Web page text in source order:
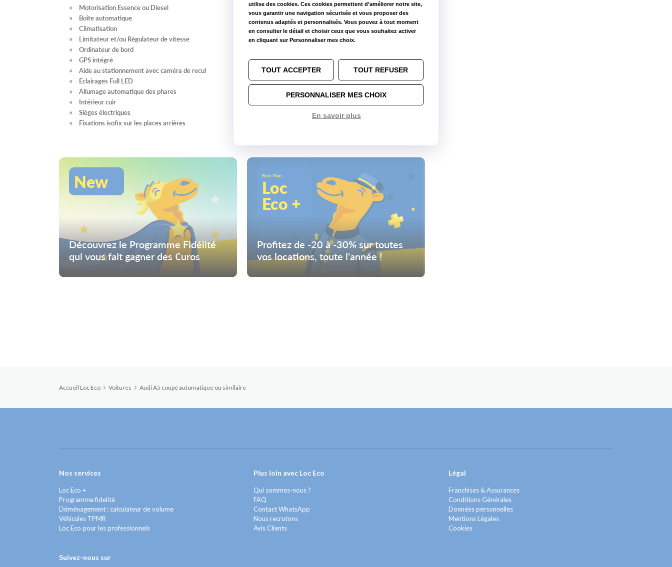
Motorisation Essence ou Diesel
Boîte automatique
Climatisation
Limitateur et/ou Régulateur de vitesse
Ordinateur de bord
GPS intégré
Aide au stationnement avec caméra de recul
Eclairages Full LED
Allumage automatique des phares
Intérieur cuir
Sièges électriques
Fixations isofix sur les places arrières
New
Découvrez le Programme Fidélité
qui vous fait gagner des €uros
Bon Plan
Loc
Eco +
Profitez de -20 à -30% sur toutes
vos locations, toute l'année !
Accueil Loc Eco Voitures Audi A5 coupé automatique ou similaire
Nos services
Loc Eco +
Programme fidelité
Déménagement : calculateur de volume
Véhicules TPMR
Loc Eco pour les professionnels
Plus loin avec Loc Eco
Qui sommes-nous ?
FAQ
Contact WhatsApp
Nous recrutons
Avis Clients
Légal
Franchises & Assurances
Conditions Générales
Données personnelles
Mentions Légales
Cookies
Suivez-nous sur
utilise des cookies. Ces cookies permettent d’améliorer notre site,
vous garantir une navigation sécurisée et vous proposer des
contenus adaptés et personnalisés. Vous pouvez à tout moment
en consulter le détail et choisir ceux que vous souhaitez activer
en cliquant sur Personnaliser mes choix.
TOUT ACCEPTER TOUT REFUSER
PERSONNALISER MES CHOIX
En savoir plus